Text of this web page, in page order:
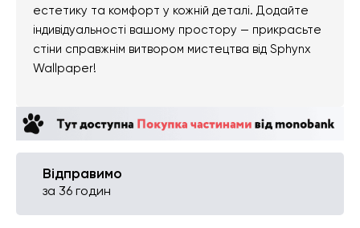
естетику та комфорт у кожній деталі. Додайте
індивідуальності вашому простору — прикрасьте
стіни справжнім витвором мистецтва від Sphynx
Wallpaper!
Відправимо
за 36 годин